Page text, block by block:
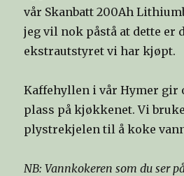
vår Skanbatt 200Ah
jeg vil nok påstå at dette er
ekstrautstyret vi har kjøpt.
Kaffehyllen i vår Hymer gir
plass på kjøkkenet. Vi
plystrekjelen til å koke
NB: Vannkokeren som du ser